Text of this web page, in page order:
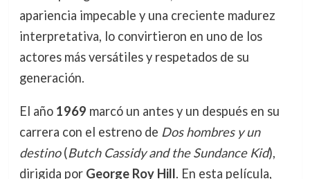
apariencia impecable y una creciente madurez
interpretativa, lo convirtieron en uno de los
actores más versátiles y respetados de su
generación.
El año 1969 marcó un antes y un después en su
carrera con el estreno de Dos hombres y un
destino(Butch Cassidy and the Sundance Kid),
dirigida por George Roy Hill. En esta película,